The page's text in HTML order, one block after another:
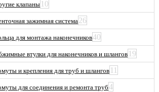
клапаны 10
зажимная система26
для монтажа наконечников40
втулки для наконечников и шлангов 19
и крепления для труб и шлангов 11
для соединения и ремонта труб4